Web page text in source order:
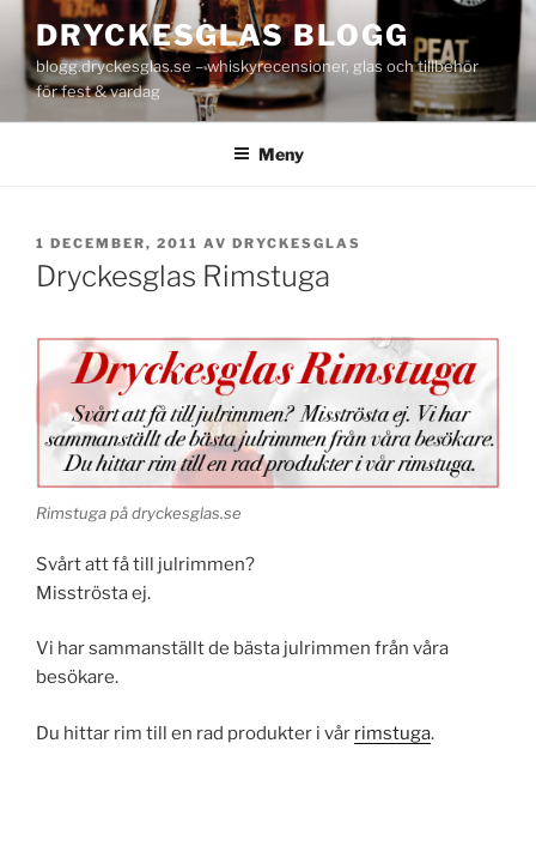
innehåll
DRYCKESGLAS BLOGG
blogg.dryckesglas.se – whiskyrecensioner, glas och tillbehör
för fest & vardag
Meny
PUBLICERAT
1 DECEMBER, 2011 AV DRYCKESGLAS
Dryckesglas Rimstuga
Rimstuga på dryckesglas.se
Svårt att få till julrimmen?
Misströsta ej.
Vi har sammanställt de bästa julrimmen från våra
besökare.
Du hittar rim till en rad produkter i vår rimstuga.